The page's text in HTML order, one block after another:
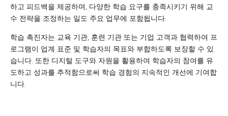
하고 피드백을 제공하며, 다양한 학습 요구를 충족시키기 위해 교
수 전략을 조정하는 일도 주요 업무에 포함됩니다.
학습 촉진자는 교육 기관, 훈련 기관 또는 기업 고객과 협력하여 프
로그램이 업계 표준 및 학습자의 목표와 부합하도록 보장할 수 있
습니다. 또한 디지털 도구와 자원을 활용하여 학습자의 참여를 유
도하고 성과를 추적함으로써 학습 경험의 지속적인 개선에 기여합
니다.